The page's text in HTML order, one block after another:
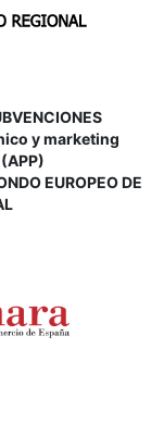
y marketing
EUROPEO DE